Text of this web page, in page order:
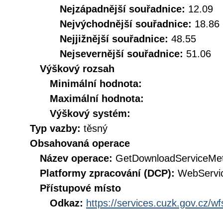
Nejzápadnější souřadnice: 12.09
Nejvýchodnější souřadnice: 18.86
Nejjižnější souřadnice: 48.55
Nejsevernější souřadnice: 51.06
Výškový rozsah
Minimální hodnota:
Maximální hodnota:
Výškový systém:
Typ vazby: těsný
Obsahovaná operace
Název operace:
Platformy zpracování (DCP):
Přístupové místo
Odkaz: https://services.cuzk.gov.cz/